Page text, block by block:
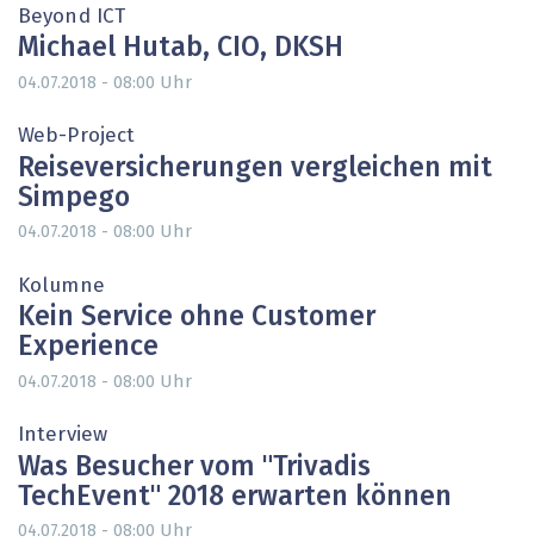
Beyond ICT
Michael Hutab, CIO, DKSH
04.07.2018 - 08:00 Uhr
Web-Project
Reiseversicherungen vergleichen mit
Simpego
04.07.2018 - 08:00 Uhr
Kolumne
Kein Service ohne Customer
Experience
04.07.2018 - 08:00 Uhr
Interview
Was Besucher vom "Trivadis
TechEvent" 2018 erwarten können
04.07.2018 - 08:00 Uhr